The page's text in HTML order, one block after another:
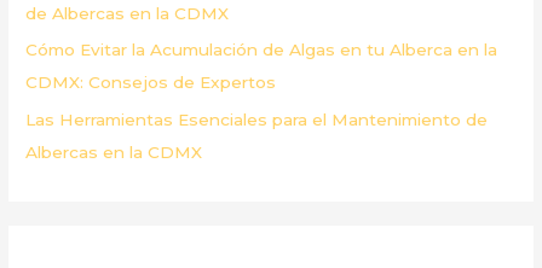
de Albercas en la CDMX
Cómo Evitar la Acumulación de Algas en tu Alberca en la
CDMX: Consejos de Expertos
Las Herramientas Esenciales para el Mantenimiento de
Albercas en la CDMX